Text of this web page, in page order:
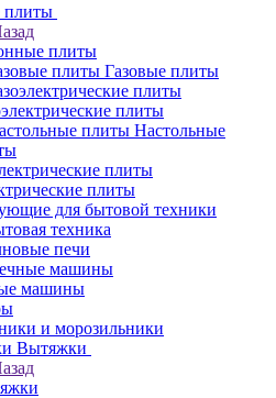
плиты
плиты
Газовые плиты
плиты
Настольные
плиты
для бытовой техники
техника
печи
машины
машины
и морозильники
Вытяжки